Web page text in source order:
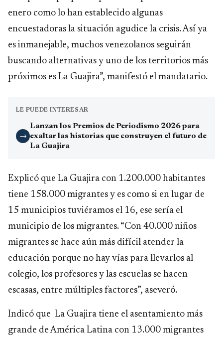
enero como lo han establecido algunas
encuestadoras la situación agudice la crisis. Así ya
es inmanejable, muchos venezolanos seguirán
buscando alternativas y uno de los territorios más
próximos es La Guajira”, manifestó el mandatario.
LE PUEDE INTERESAR
→
Lanzan los Premios de Periodismo 2026 para
exaltar las historias que construyen el futuro de
La Guajira
Explicó que La Guajira con 1.200.000 habitantes
tiene 158.000 migrantes y es como si en lugar de
15 municipios tuviéramos el 16, ese sería el
municipio de los migrantes. “Con 40.000 niños
migrantes se hace aún más difícil atender la
educación porque no hay vías para llevarlos al
colegio, los profesores y las escuelas se hacen
escasas, entre múltiples factores”, aseveró.
Indicó que La Guajira tiene el asentamiento más
grande de América Latina con 13.000 migrantes